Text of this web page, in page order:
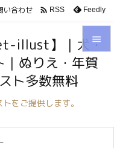



い合わせ  RSS Feedly
illust】｜犬・
ぬりえ・年賀
ト多数無料
をご提供します。